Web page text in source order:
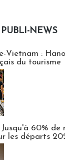
PUBLI-NEWS
Vietnam :
du tourisme
60% de
les départs